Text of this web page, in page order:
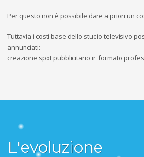
Per questo non è possibile dare a priori un
Tuttavia i costi base dello studio televisivo
annunciati:
creazione spot pubblicitario in formato
L'evoluzione